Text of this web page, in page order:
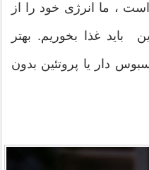
، ما انرژی خود را از
باید غذا بخوریم. بهتر
دار یا پروتئین بدون